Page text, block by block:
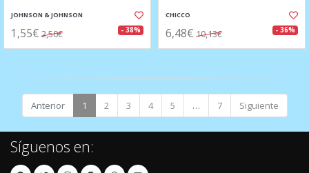
JOHNSON & JOHNSON
1,55€ 2,50€ - 38%
CHICCO
6,48€ 10,13€ - 36%
Anterior 1 2 3 4 5 … 7 Siguiente
Síguenos en: